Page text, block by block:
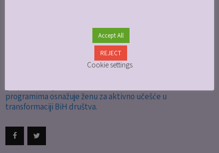
BHIŽ fondacija je nevladina, nepolitička i neprofitna
programima osnažuje ženu za aktivno učešće u
transformaciji BiH društva.
Accept All
REJECT
Cookie settings